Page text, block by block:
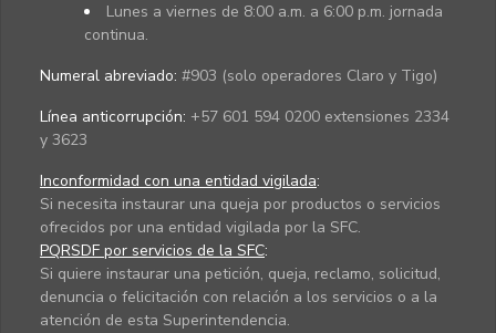
Lunes a viernes de 8:00 a.m. a 6:00 p.m. jornada
continua.
Numeral abreviado: #903 (solo operadores Claro y Tigo)
Línea anticorrupción: +57 601 594 0200 extensiones 2334
y 3623
Inconformidad con una entidad vigilada:
Si necesita instaurar una queja por productos o servicios
ofrecidos por una entidad vigilada por la SFC.
PQRSDF por servicios de la SFC:
Si quiere instaurar una petición, queja, reclamo, solicitud,
denuncia o felicitación con relación a los servicios o a la
atención de esta Superintendencia.